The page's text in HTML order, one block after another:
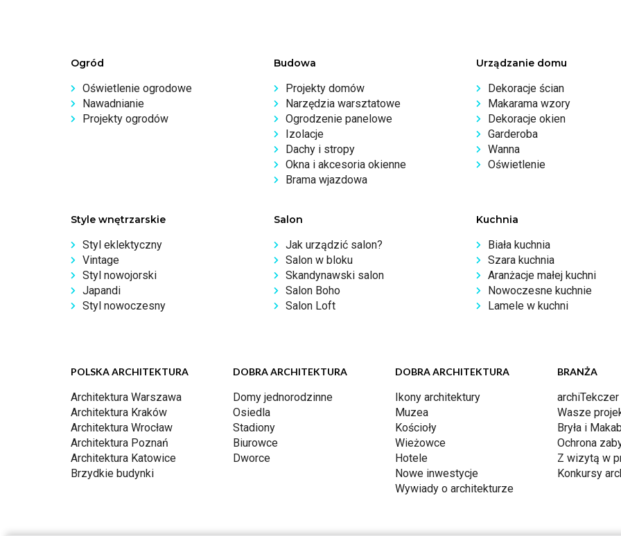
Ogród
Oświetlenie ogrodowe
Nawadnianie
Projekty ogrodów
Budowa
Projekty domów
Narzędzia warsztatowe
Ogrodzenie panelowe
Izolacje
Dachy i stropy
Okna i akcesoria okienne
Brama wjazdowa
Urządzanie domu
Dekoracje ścian
Makarama wzory
Dekoracje okien
Garderoba
Wanna
Oświetlenie
Style wnętrzarskie
Styl eklektyczny
Vintage
Styl nowojorski
Japandi
Styl nowoczesny
Salon
Jak urządzić salon?
Salon w bloku
Skandynawski salon
Salon Boho
Salon Loft
Kuchnia
Biała kuchnia
Szara kuchnia
Aranżacje małej kuchni
Nowoczesne kuchnie
Lamele w kuchni
POLSKA ARCHITEKTURA
Architektura Warszawa
Architektura Kraków
Architektura Wrocław
Architektura Poznań
Architektura Katowice
Brzydkie budynki
DOBRA ARCHITEKTURA
Domy jednorodzinne
Osiedla
Stadiony
Biurowce
Dworce
DOBRA ARCHITEKTURA
Ikony architektury
Muzea
Kościoły
Wieżowce
Hotele
Nowe inwestycje
Wywiady o architekturze
BRANŻA
Wasze
Bryła i
Ochrona
Z wizytą w
Konkursy